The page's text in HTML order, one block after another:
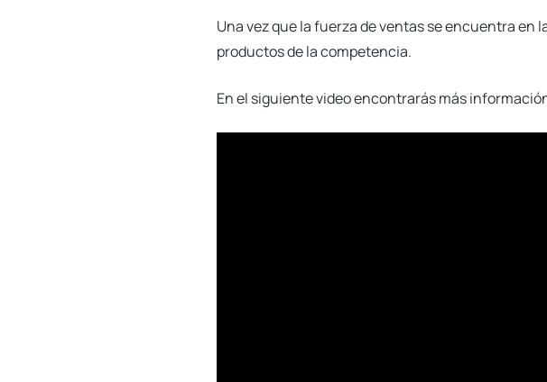
Una vez que la fuerza de ventas se encuentra
productos de la competencia.
En el siguiente video encontrarás más